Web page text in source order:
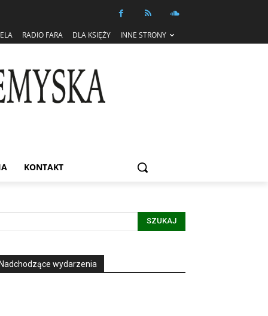
RADIO FARA DLA KSIĘŻY INNE STRONY
KONTAKT
SZUKAJ
Nadchodzące wydarzenia